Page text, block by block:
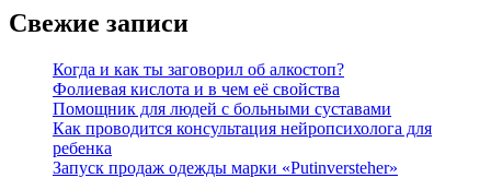
Свежие записи
Когда и как ты заговорил об алкостоп?
Фолиевая кислота и в чем её свойства
Помощник для людей с больными суставами
Как проводится консультация нейропсихолога для
ребенка
Запуск продаж одежды марки «Putinversteher»